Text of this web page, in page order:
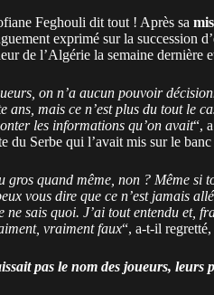
Feghouli dit tout ! Après sa
exprimé sur la succession
de l’Algérie la semaine dernière
on n’a aucun pouvoir
ans, mais ce n’est plus du tout le
les informations qu’on avait“,
du Serbe qui l’avait mis sur le
gros quand même, non ? Même si
vous dire que ce n’est jamais
ne sais quoi. J’ai tout entendu et,
vraiment faux“, a-t-il
pas le nom des joueurs, leurs